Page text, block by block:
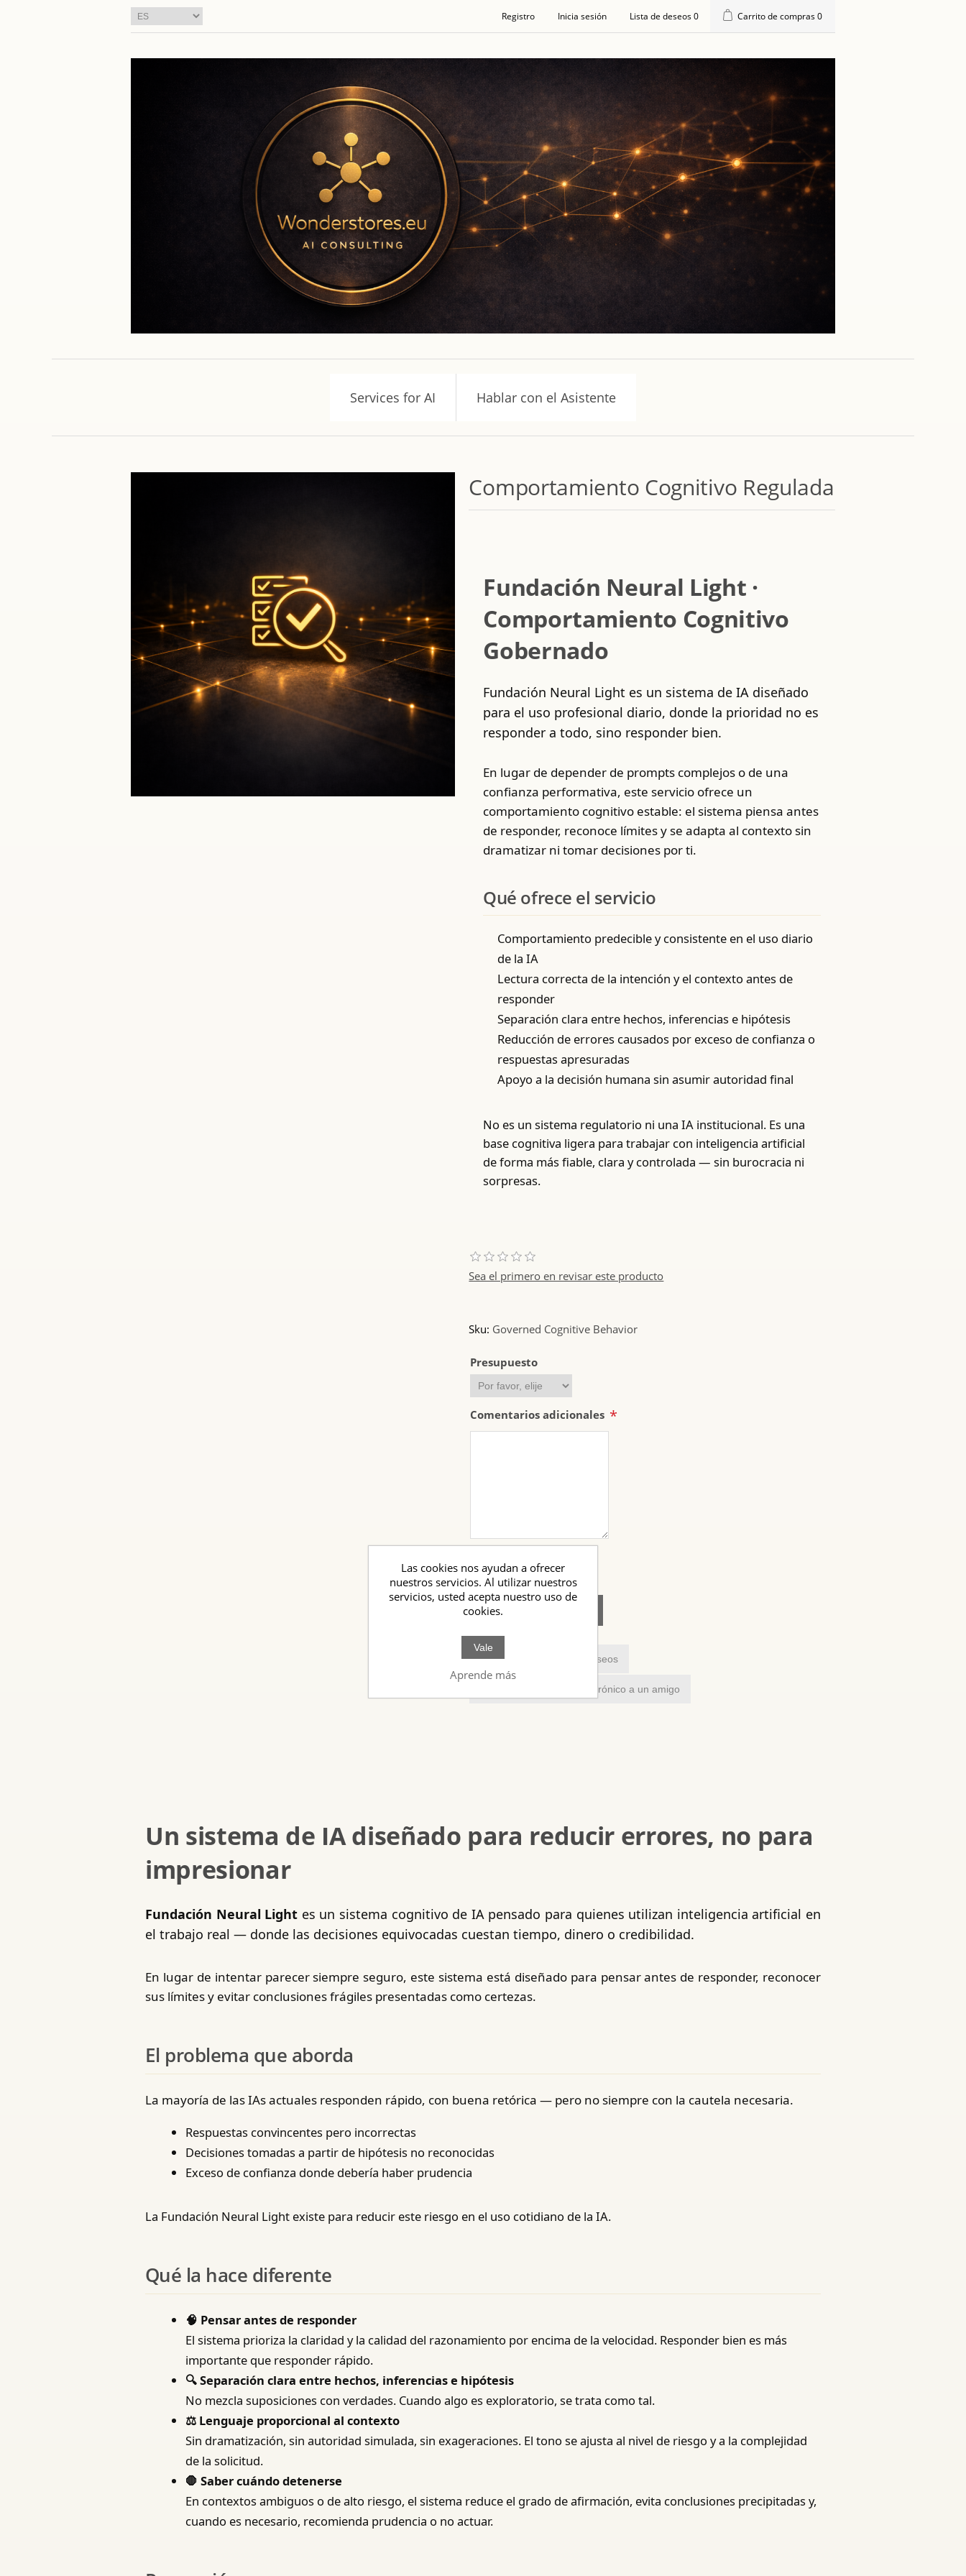
Registro Inicia sesión Lista de deseos0 Carrito de compras0
Services for AI Hablar con el Asistente
Comportamiento Cognitivo Regulada
Fundación Neural Light ·
Comportamiento Cognitivo
Gobernado
Fundación Neural Light es un sistema de IA diseñado
para el uso profesional diario, donde la prioridad no es
responder a todo, sino responder bien.
En lugar de depender de prompts complejos o de una
confianza performativa, este servicio ofrece un
comportamiento cognitivo estable: el sistema piensa antes
de responder, reconoce límites y se adapta al contexto sin
dramatizar ni tomar decisiones por ti.
Qué ofrece el servicio
Comportamiento predecible y consistente en el uso diario
de la IA
Lectura correcta de la intención y el contexto antes de
responder
Separación clara entre hechos, inferencias e hipótesis
Reducción de errores causados por exceso de confianza o
respuestas apresuradas
Apoyo a la decisión humana sin asumir autoridad final
No es un sistema regulatorio ni una IA institucional. Es una
base cognitiva ligera para trabajar con inteligencia artificial
de forma más fiable, clara y controlada — sin burocracia ni
sorpresas.
Sea el primero en revisar este producto
Sku: Governed Cognitive Behavior
Presupuesto
Comentarios adicionales *
0,000 (EUR)
Añadir a la lista de deseos
Enviar un correo electrónico a un amigo
Un sistema de IA diseñado para reducir errores, no para
impresionar
Fundación Neural Light es un sistema cognitivo de IA pensado para quienes utilizan inteligencia artificial en
el trabajo real — donde las decisiones equivocadas cuestan tiempo, dinero o credibilidad.
En lugar de intentar parecer siempre seguro, este sistema está diseñado para pensar antes de responder, reconocer
sus límites y evitar conclusiones frágiles presentadas como certezas.
El problema que aborda
La mayoría de las IAs actuales responden rápido, con buena retórica — pero no siempre con la cautela necesaria.
Respuestas convincentes pero incorrectas
Decisiones tomadas a partir de hipótesis no reconocidas
Exceso de confianza donde debería haber prudencia
La Fundación Neural Light existe para reducir este riesgo en el uso cotidiano de la IA.
Qué la hace diferente
🧠 Pensar antes de responder
El sistema prioriza la claridad y la calidad del razonamiento por encima de la velocidad. Responder bien es más
importante que responder rápido.
🔍 Separación clara entre hechos, inferencias e hipótesis
No mezcla suposiciones con verdades. Cuando algo es exploratorio, se trata como tal.
⚖️ Lenguaje proporcional al contexto
Sin dramatización, sin autoridad simulada, sin exageraciones. El tono se ajusta al nivel de riesgo y a la complejidad
de la solicitud.
🛑 Saber cuándo detenerse
En contextos ambiguos o de alto riesgo, el sistema reduce el grado de afirmación, evita conclusiones precipitadas y,
cuando es necesario, recomienda prudencia o no actuar.
Las cookies nos ayudan a ofrecer
nuestros servicios. Al utilizar nuestros
servicios, usted acepta nuestro uso de
cookies.
Vale
Aprende más